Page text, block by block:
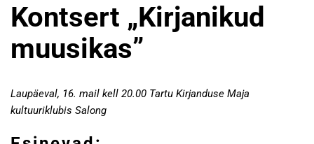
Kontsert „Kirjanikud
muusikas”
Laupäeval, 16. mail kell 20.00 Tartu Kirjanduse Maja
kultuuriklubis Salong